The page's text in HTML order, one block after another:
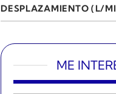
DESPLAZAMIENTO (L/
ME